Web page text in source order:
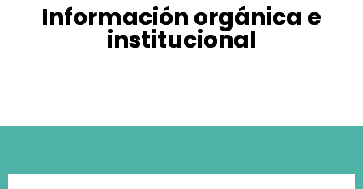
Información orgánica e
institucional